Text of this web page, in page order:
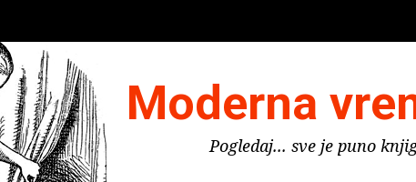
Moderna
Pogledaj... sve je puno